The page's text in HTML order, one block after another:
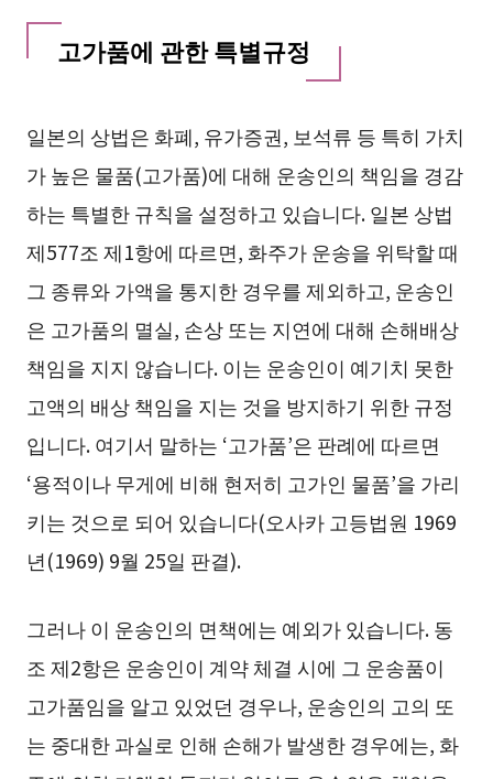
고가품에 관한 특별규정
일본의 상법은 화폐, 유가증권, 보석류 등 특히 가치
가 높은 물품(고가품)에 대해 운송인의 책임을 경감
하는 특별한 규칙을 설정하고 있습니다. 일본 상법
제577조 제1항에 따르면, 화주가 운송을 위탁할 때
그 종류와 가액을 통지한 경우를 제외하고, 운송인
은 고가품의 멸실, 손상 또는 지연에 대해 손해배상
책임을 지지 않습니다. 이는 운송인이 예기치 못한
고액의 배상 책임을 지는 것을 방지하기 위한 규정
입니다. 여기서 말하는 ‘고가품’은 판례에 따르면
‘용적이나 무게에 비해 현저히 고가인 물품’을 가리
키는 것으로 되어 있습니다(오사카 고등법원 1969
년(1969) 9월 25일 판결).
그러나 이 운송인의 면책에는 예외가 있습니다. 동
조 제2항은 운송인이 계약 체결 시에 그 운송품이
고가품임을 알고 있었던 경우나, 운송인의 고의 또
는 중대한 과실로 인해 손해가 발생한 경우에는, 화